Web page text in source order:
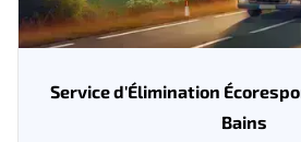
Service d'Élimination
Bains